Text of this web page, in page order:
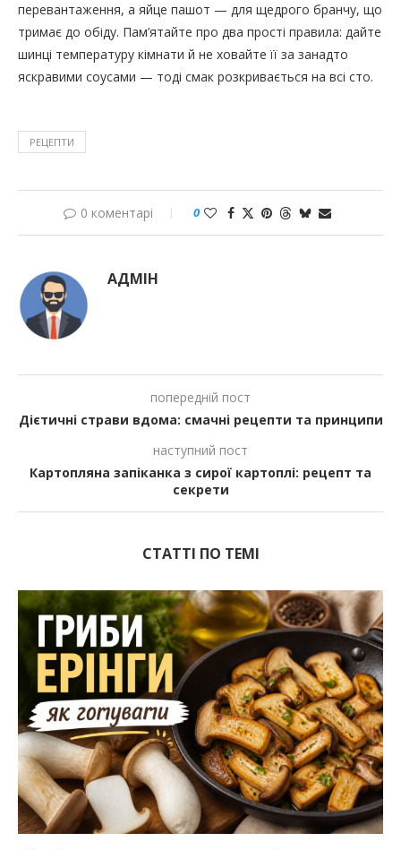
перевантаження, а яйце пашот — для щедрого бранчу, що
тримає до обіду. Пам’ятайте про два прості правила: дайте
шинці температуру кімнати й не ховайте її за занадто
яскравими соусами — тоді смак розкривається на всі сто.
РЕЦЕПТИ
0 коментарі 0
АДМІН
попередній пост
Дієтичні страви вдома: смачні рецепти та принципи
наступний пост
Картопляна запіканка з сирої картоплі: рецепт та
секрети
СТАТТІ ПО ТЕМІ